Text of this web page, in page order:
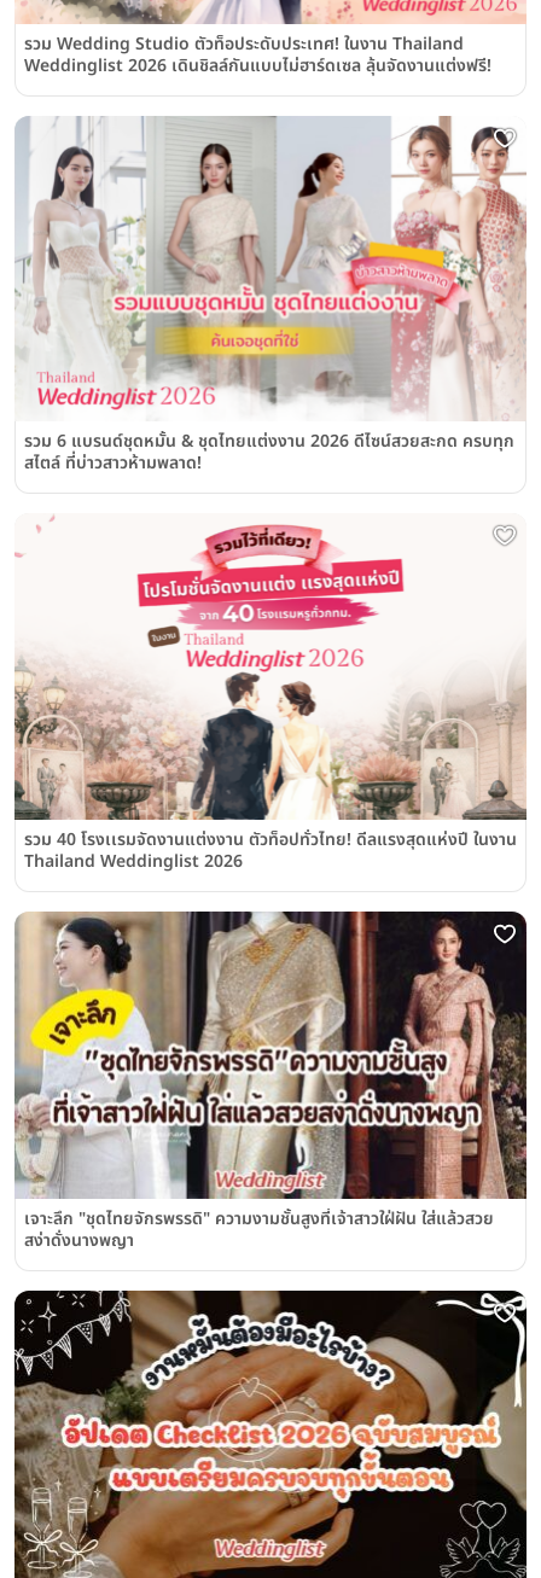
รวม Wedding Studio ตัวท็อประดับประเทศ! ในงาน Thailand
Weddinglist 2026 เดินชิลล์กันแบบไม่ฮาร์ดเซล ลุ้นจัดงานแต่งฟรี!
รวม 6 แบรนด์ชุดหมั้น & ชุดไทยแต่งงาน 2026 ดีไซน์สวยสะกด ครบทุก
สไตล์ ที่บ่าวสาวห้ามพลาด!
รวม 40 โรงเเรมจัดงานแต่งงาน ตัวท็อปทั่วไทย! ดีลแรงสุดแห่งปี ในงาน
Thailand Weddinglist 2026
เจาะลึก "ชุดไทยจักรพรรดิ" ความงามชั้นสูงที่เจ้าสาวใฝ่ฝัน ใส่แล้วสวย
สง่าดั่งนางพญา